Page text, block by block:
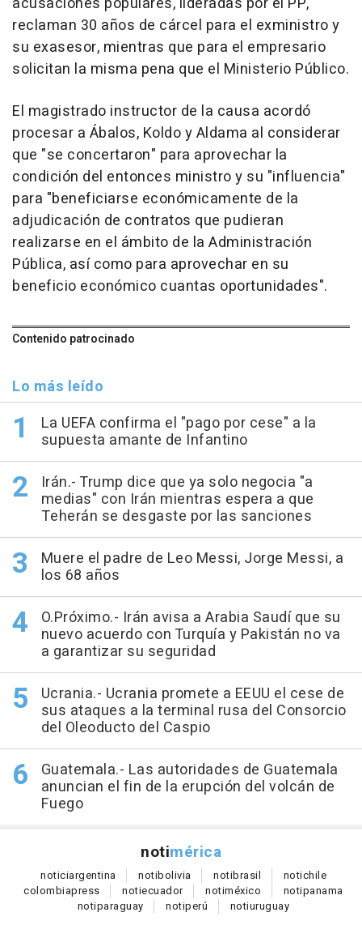
reclaman 30 años de cárcel para el exministro y
su exasesor, mientras que para el empresario
solicitan la misma pena que el Ministerio Público.
El magistrado instructor de la causa acordó
procesar a Ábalos, Koldo y Aldama al considerar
que "se concertaron" para aprovechar la
condición del entonces ministro y su "influencia"
para "beneficiarse económicamente de la
adjudicación de contratos que pudieran
realizarse en el ámbito de la Administración
Pública, así como para aprovechar en su
beneficio económico cuantas oportunidades".
Contenido patrocinado
Lo más leído
La UEFA confirma el "pago por cese" a la
supuesta amante de Infantino
Irán.- Trump dice que ya solo negocia "a
medias" con Irán mientras espera a que
Teherán se desgaste por las sanciones
Muere el padre de Leo Messi, Jorge Messi, a
los 68 años
O.Próximo.- Irán avisa a Arabia Saudí que su
nuevo acuerdo con Turquía y Pakistán no va
a garantizar su seguridad
Ucrania.- Ucrania promete a EEUU el cese de
sus ataques a la terminal rusa del Consorcio
del Oleoducto del Caspio
Guatemala.- Las autoridades de Guatemala
anuncian el fin de la erupción del volcán de
Fuego
notimérica
noticiargentina notibolivia notibrasil notichile
colombiapress notiecuador notiméxico notipanama
notiparaguay notiperú notiuruguay